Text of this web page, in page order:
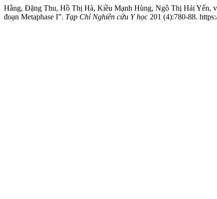
Hằng, Đặng Thu, Hồ Thị Hà, Kiều Mạnh Hùng, Ngô Thị Hải Yến,
đoạn Metaphase I”. Tạp Chí Nghiên cứu Y học 201 (4):780-88.